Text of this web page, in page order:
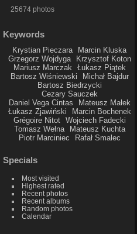
25674 photos
Keywords
Krystian Pieczara
Marcin Kluska
Grzegorz Wojdyga
Krzysztof Koton
Mariusz Marczak
Łukasz Piątek
Bartosz Wiśniewski
Michał Bajdur
Bartosz Biedrzycki
Cezary Sauczek
Daniel Vega Cintas
Mateusz Małek
Łukasz Zjawiński
Marcin Bochenek
Grégoire Nitot
Wojciech Fadecki
Tomasz Wełna
Mateusz Kuchta
Piotr Marciniec
Rafał Smalec
Specials
Most visited
Highest rated
Recent photos
Recent albums
Random photos
Calendar